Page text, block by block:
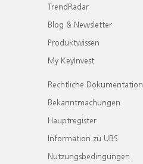
TrendRadar
Blog & Newsletter
Produktwissen
My KeyInvest
Rechtliche Dokumentation
Bekanntmachungen
Hauptregister
Information zu UBS
Nutzungsbedingungen